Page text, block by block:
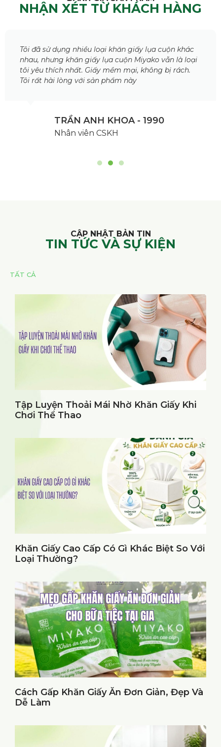
NHẬN XÉT TỪ KHÁCH HÀNG
Tôi đã sử dụng nhiều loại khăn giấy lụa cuộn khác
nhau, nhưng khăn giấy lụa cuộn Miyako vẫn là loại
tôi yêu thích nhất. Giấy mềm mại, không bị rách.
Tôi rất hài lòng với sản phẩm này
TRẦN ANH KHOA
CẬP NHẬT BẢN TIN
TIN TỨC VÀ SỰ KIỆN
TẤT CẢ
Tập Luyện Thoải Mái Nhờ Khăn Giấy Khi
Chơi Thể Thao
Khăn Giấy Cao Cấp Có Gì Khác Biệt So Với
Loại Thường?
Cách Gấp Khăn Giấy Ăn Đơn Giản, Đẹp Và
Dễ Làm